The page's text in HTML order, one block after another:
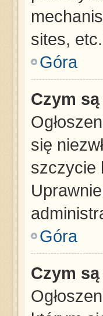
sites,
Góra
Czym
się
szczycie
Góra
Czym